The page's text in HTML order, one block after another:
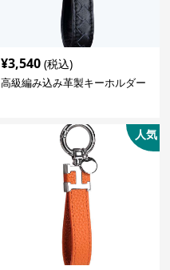
¥3,540 (税込)
高級編み込み革製キーホルダー
人気